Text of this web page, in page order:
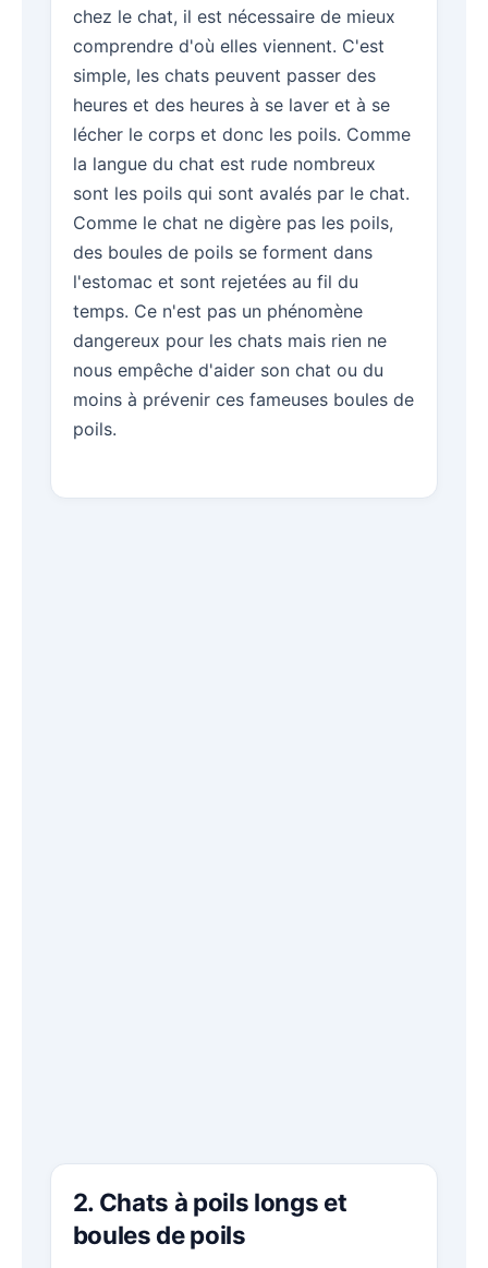
chez le chat, il est nécessaire de mieux
comprendre d'où elles viennent. C'est
simple, les chats peuvent passer des
heures et des heures à se laver et à se
lécher le corps et donc les poils. Comme
la langue du chat est rude nombreux
sont les poils qui sont avalés par le chat.
Comme le chat ne digère pas les poils,
des boules de poils se forment dans
l'estomac et sont rejetées au fil du
temps. Ce n'est pas un phénomène
dangereux pour les chats mais rien ne
nous empêche d'aider son chat ou du
moins à prévenir ces fameuses boules de
poils.
2. Chats à poils longs et
boules de poils